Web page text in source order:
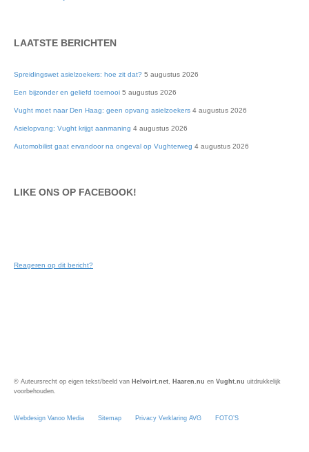
LAATSTE BERICHTEN
Spreidingswet asielzoekers: hoe zit dat? 5 augustus 2026
Een bijzonder en geliefd toernooi 5 augustus 2026
Vught moet naar Den Haag: geen opvang asielzoekers 4 augustus 2026
Asielopvang: Vught krijgt aanmaning 4 augustus 2026
Automobilist gaat ervandoor na ongeval op Vughterweg 4 augustus 2026
LIKE ONS OP FACEBOOK!
Reageren op dit bericht?
© Auteursrecht op eigen tekst/beeld van Helvoirt.net Haaren.nu en Vught.nu uitdrukkelijk
voorbehouden.
Webdesign Vanoo Media Sitemap Privacy Verklaring AVG FOTO’S